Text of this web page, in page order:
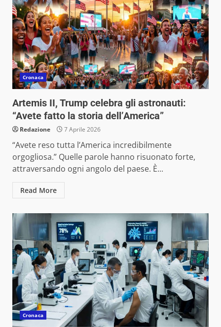
Cronaca
Artemis II, Trump celebra gli astronauti:
“Avete fatto la storia dell’America”
Redazione 7 Aprile 2026
“Avete reso tutta l’America incredibilmente
orgogliosa.” Quelle parole hanno risuonato forte,
attraversando ogni angolo del paese. È...
Read More
Cronaca